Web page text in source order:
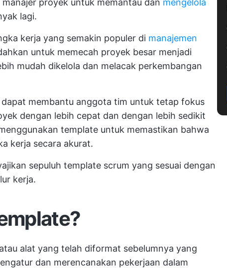
proyek untuk memantau dan mengelola
lagi.
kerja yang semakin populer di manajemen
untuk memecah proyek besar menjadi
mudah dikelola dan melacak perkembangan
membantu anggota tim untuk tetap fokus
dengan lebih cepat dan dengan lebih sedikit
template untuk memastikan bahwa
kerja secara akurat.
sepuluh template scrum yang sesuai dengan
kerja.
alat yang telah diformat sebelumnya yang
dan merencanakan pekerjaan dalam